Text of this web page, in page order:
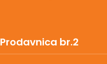
Prodavnica br.2